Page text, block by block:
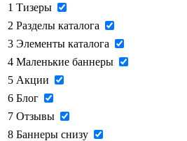
1 Тизеры
2 Разделы каталога
3 Элементы каталога
4 Маленькие баннеры
5 Акции
6 Блог
7 Отзывы
8 Баннеры снизу